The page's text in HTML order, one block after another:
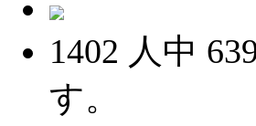
1402 人中
す。